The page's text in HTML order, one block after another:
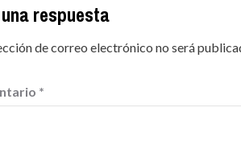
respuesta
de correo electrónico no será
*